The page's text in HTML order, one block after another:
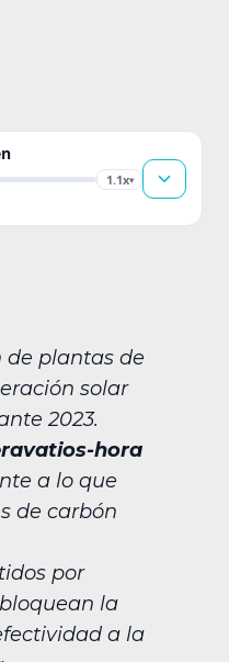
1.1x▾
plantas de
solar
2023.
hora
a lo que
de carbón
por
la
a la